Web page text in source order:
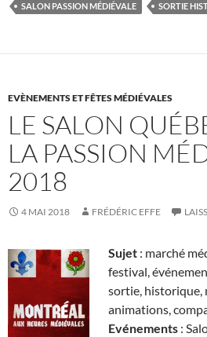
SALON PASSION MÉDIÉVALE
SORTIE
EVÈNEMENTS ET FÊTES MÉDIÉVALES
LE SALON
LA PASSION
2018
4 MAI 2018 FRÉDÉRIC EFFE
Sujet : marché
festival,
sortie, historique,
animations,
Evénements :